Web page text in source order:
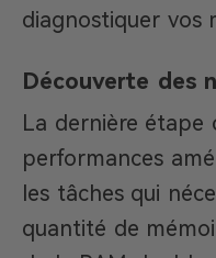
diagnostiquer vos
Découverte des
La dernière étape
performances
les tâches qui
quantité de